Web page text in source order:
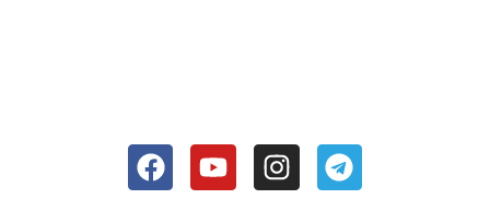
Telegram
Instagram
Youtube
Facebook